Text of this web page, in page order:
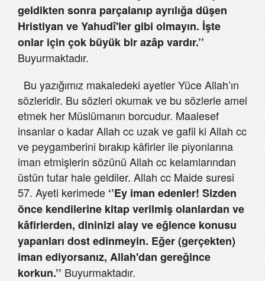
geldikten sonra parçalanıp ayrılığa düşen
Hristiyan ve Yahudî'ler gibi olmayın. İşte
onlar için çok büyük bir azâp vardır.’’
Buyurmaktadır.
Bu yazığımız makaledeki ayetler Yüce Allah’ın
sözleridir. Bu sözleri okumak ve bu sözlerle amel
etmek her Müslümanın borcudur. Maalesef
insanlar o kadar Allah cc uzak ve gafil ki Allah cc
ve peygamberini bırakıp kâfirler ile piyonlarına
iman etmişlerin sözünü Allah cc kelamlarından
üstün tutar hale geldiler. Allah cc Maide suresi
57. Ayeti kerimede ‘’Ey iman edenler! Sizden
önce kendilerine kitap verilmiş olanlardan ve
kâfirlerden, dininizi alay ve eğlence konusu
yapanları dost edinmeyin. Eğer (gerçekten)
iman ediyorsanız, Allah'dan gereğince
korkun.’’ Buyurmaktadır.